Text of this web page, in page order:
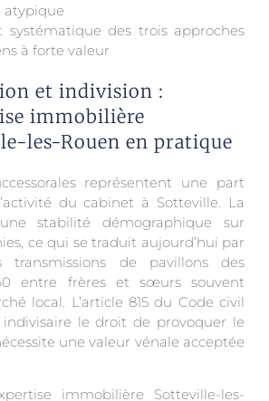
atypique
systématique des trois approches
à forte valeur
et indivision :
immobilière
les-Rouen en pratique
représentent une part
du cabinet à Sotteville. La
stabilité démographique sur
ce qui se traduit aujourd’hui par
transmissions de pavillons des
entre frères et sœurs souvent
local. L’article 815 du Code civil
le droit de provoquer le
une valeur vénale acceptée
immobilière Sotteville-les-